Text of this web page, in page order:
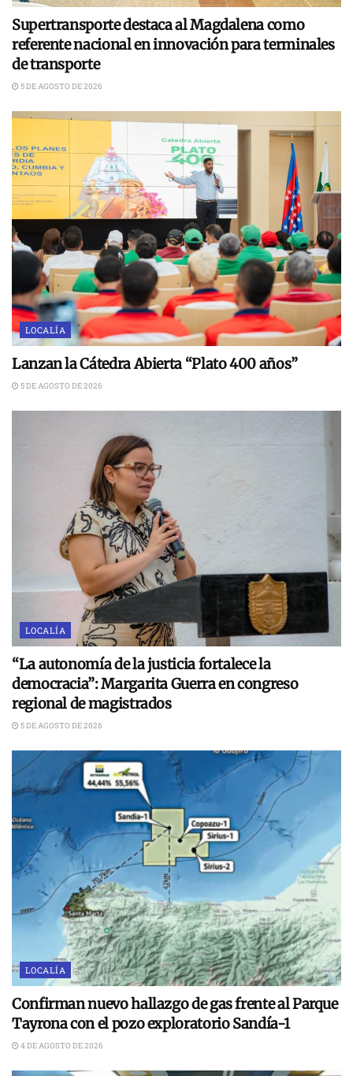
Supertransporte destaca al Magdalena como
referente nacional en innovación para terminales
de transporte
5 DE AGOSTO DE 2026
LOCALÍA
Lanzan la Cátedra Abierta “Plato 400 años”
5 DE AGOSTO DE 2026
LOCALÍA
“La autonomía de la justicia fortalece la
democracia”: Margarita Guerra en congreso
regional de magistrados
5 DE AGOSTO DE 2026
LOCALÍA
Confirman nuevo hallazgo de gas frente al Parque
Tayrona con el pozo exploratorio Sandía-1
4 DE AGOSTO DE 2026